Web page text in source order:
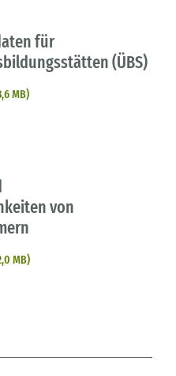
für
(ÜBS)
MB)
von
MB)